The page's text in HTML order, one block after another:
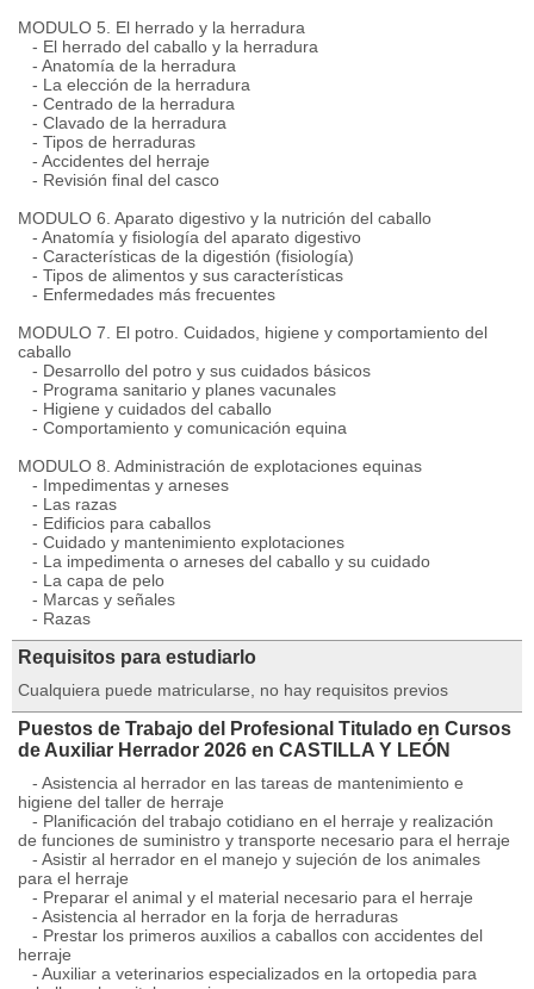
MODULO 5. El herrado y la herradura
- El herrado del caballo y la herradura
- Anatomía de la herradura
- La elección de la herradura
- Centrado de la herradura
- Clavado de la herradura
- Tipos de herraduras
- Accidentes del herraje
- Revisión final del casco
MODULO 6. Aparato digestivo y la nutrición del caballo
- Anatomía y fisiología del aparato digestivo
- Características de la digestión (fisiología)
- Tipos de alimentos y sus características
- Enfermedades más frecuentes
MODULO 7. El potro. Cuidados, higiene y comportamiento del
caballo
- Desarrollo del potro y sus cuidados básicos
- Programa sanitario y planes vacunales
- Higiene y cuidados del caballo
- Comportamiento y comunicación equina
MODULO 8. Administración de explotaciones equinas
- Impedimentas y arneses
- Las razas
- Edificios para caballos
- Cuidado y mantenimiento explotaciones
- La impedimenta o arneses del caballo y su cuidado
- La capa de pelo
- Marcas y señales
- Razas
Requisitos para estudiarlo
Cualquiera puede matricularse, no hay requisitos previos
Puestos de Trabajo del Profesional Titulado en Cursos
de Auxiliar Herrador 2026 en CASTILLA Y LEÓN
- Asistencia al herrador en las tareas de mantenimiento e
higiene del taller de herraje
- Planificación del trabajo cotidiano en el herraje y realización
de funciones de suministro y transporte necesario para el herraje
- Asistir al herrador en el manejo y sujeción de los animales
para el herraje
- Preparar el animal y el material necesario para el herraje
- Asistencia al herrador en la forja de herraduras
- Prestar los primeros auxilios a caballos con accidentes del
herraje
- Auxiliar a veterinarios especializados en la ortopedia para